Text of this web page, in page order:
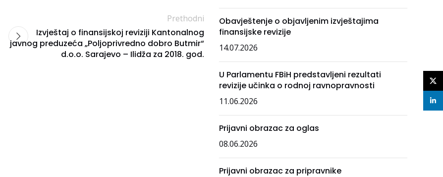
Prethodni
Izvještaj o finansijskoj reviziji Kantonalnog
javnog preduzeća „Poljoprivredno dobro Butmir“
d.o.o. Sarajevo – Ilidža za 2018. god.
Obavještenje o objavljenim izvještajima
finansijske revizije
14.07.2026
U Parlamentu FBiH predstavljeni rezultati
revizije učinka o rodnoj ravnopravnosti
11.06.2026
Prijavni obrazac za oglas
08.06.2026
Prijavni obrazac za pripravnike